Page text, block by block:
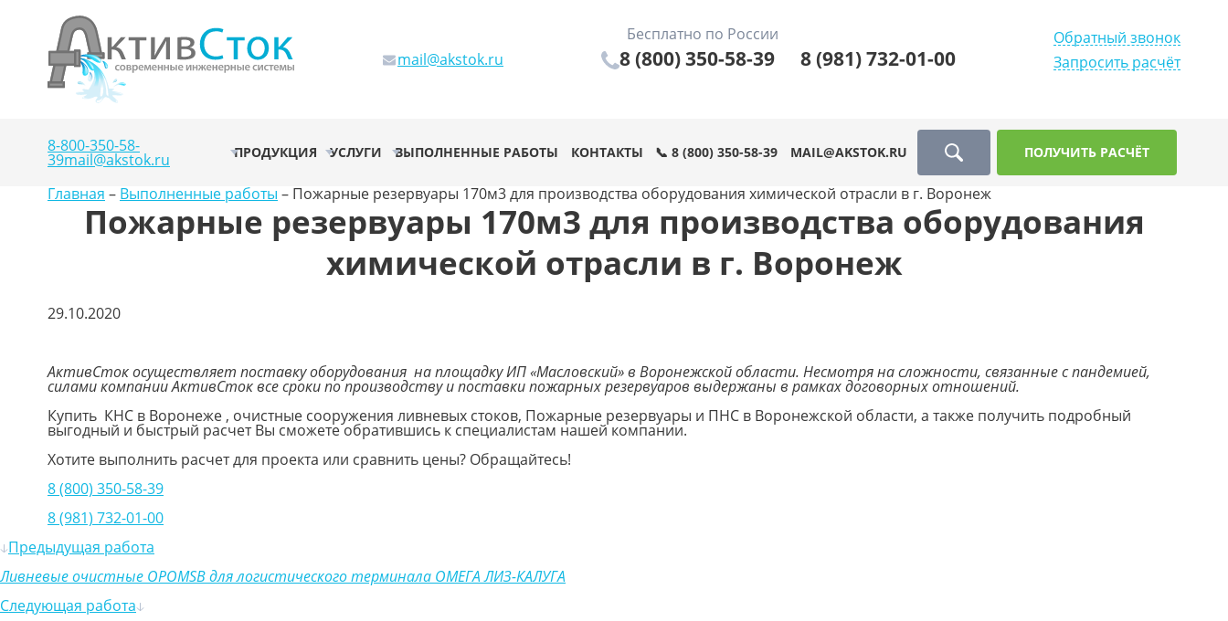
mail@akstok.ru
Бесплатно по России
8 (800) 350-58-39 8 (981) 732-01-00
Обратный звонок
Запросить расчёт
8-800-350-58-
39mail@akstok.ru ПРОДУКЦИЯ УСЛУГИ ВЫПОЛНЕННЫЕ РАБОТЫ КОНТАКТЫ 📞 8 (800) 350-58-39 MAIL@AKSTOK.RU ПОЛУЧИТЬ РАСЧЁТ
Главная – Выполненные работы – Пожарные резервуары 170м3 для производства оборудования химической отрасли в г. Воронеж
Пожарные резервуары 170м3 для производства оборудования
химической отрасли в г. Воронеж
29.10.2020
АктивСток осуществляет поставку оборудования на площадку ИП «Масловский» в Воронежской области. Несмотря на сложности, связанные с пандемией,
силами компании АктивСток все сроки по производству и поставки пожарных резервуаров выдержаны в рамках договорных отношений.
Купить КНС в Воронеже , очистные сооружения ливневых стоков, Пожарные резервуары и ПНС в Воронежской области, а также получить подробный
выгодный и быстрый расчет Вы сможете обратившись к специалистам нашей компании.
Хотите выполнить расчет для проекта или сравнить цены? Обращайтесь!
8 (800) 350-58-39
8 (981) 732-01-00
Предыдущая работа
Ливневые очистные OPOMSB для логистического терминала ОМЕГА ЛИЗ-КАЛУГА
Следующая работа